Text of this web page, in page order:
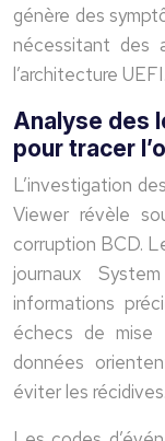
génère des
nécessitant des
l’architecture UEFI.
Analyse des
pour tracer
L’investigation
Viewer révèle
corruption BCD.
journaux
informations
échecs de mise
données
éviter les récidives.